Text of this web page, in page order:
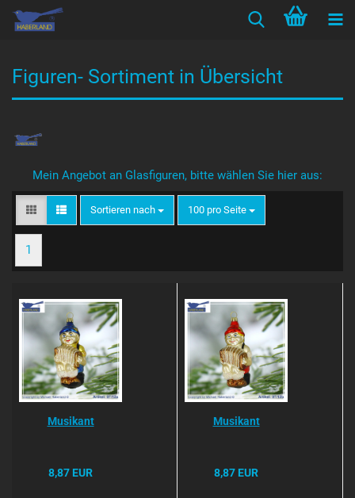
Figuren- Sortiment in Übersicht
Mein Angebot an Glasfiguren, bitte wählen Sie hier aus:
Sortieren nach
Sortieren nach 100 pro Seite
pro Seite
1
Musikant
8,87 EUR
Musikant
8,87 EUR